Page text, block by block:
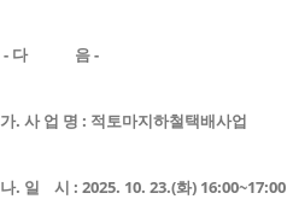
- 다 음 -
가. 사 업 명 : 적토마지하철택배사업
나. 일 시 : 2025. 10. 23.(화) 16:00~17:00